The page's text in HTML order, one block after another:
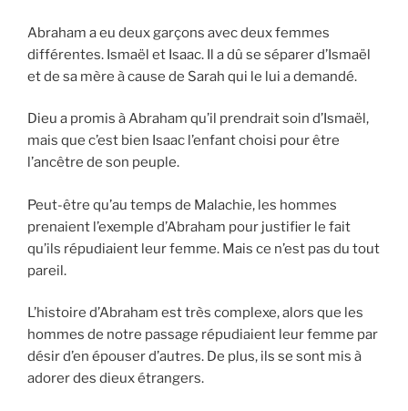
Abraham a eu deux garçons avec deux femmes
différentes. Ismaël et Isaac. Il a dû se séparer d’Ismaël
et de sa mère à cause de Sarah qui le lui a demandé.
Dieu a promis à Abraham qu’il prendrait soin d’Ismaël,
mais que c’est bien Isaac l’enfant choisi pour être
l’ancêtre de son peuple.
Peut-être qu’au temps de Malachie, les hommes
prenaient l’exemple d’Abraham pour justifier le fait
qu’ils répudiaient leur femme. Mais ce n’est pas du tout
pareil.
L’histoire d’Abraham est très complexe, alors que les
hommes de notre passage répudiaient leur femme par
désir d’en épouser d’autres. De plus, ils se sont mis à
adorer des dieux étrangers.